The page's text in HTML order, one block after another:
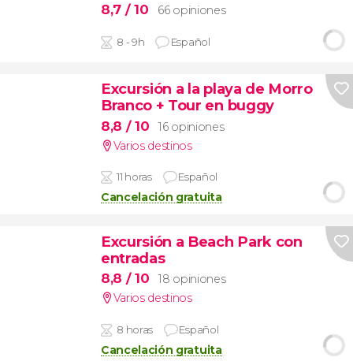
8,7 / 10 66 opiniones
8 - 9h Español
Excursión a la playa de Morro
Branco + Tour en buggy
8,8 / 10
16 opiniones
Varios destinos
11 horas Español
Cancelación gratuita
Excursión a Beach Park con
entradas
8,8 / 10
18 opiniones
Varios destinos
8 horas Español
Cancelación gratuita